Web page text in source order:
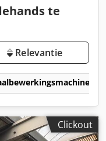
te
Relevantie
Clickout